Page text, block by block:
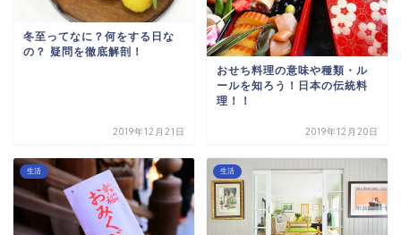
冬至ってなに？何をする日な
の？ 疑問を徹底解剖！
2019年12月21日
おせち料理の意味や種類・ル
ールを知ろう！日本の伝統料
理！！
2019年12月20日
生活 生活